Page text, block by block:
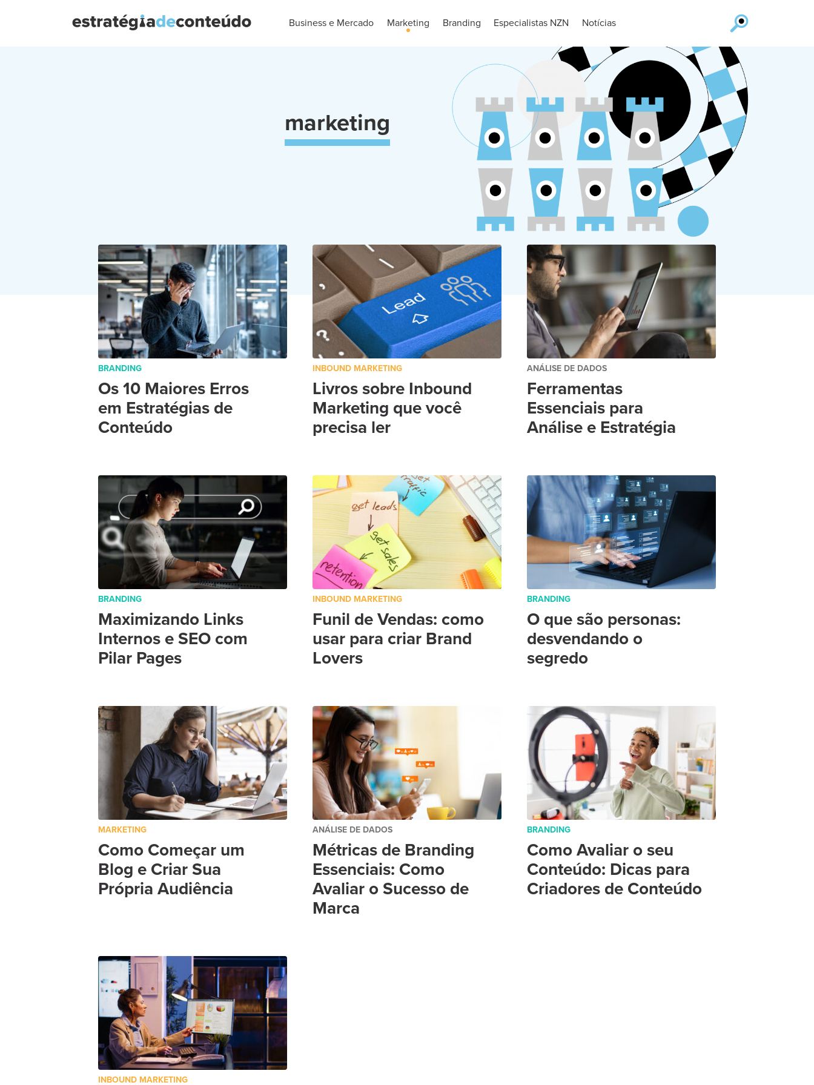
Business e Mercado Marketing Branding Especialistas NZN Notícias
marketing
BRANDING
Os 10 Maiores Erros
em Estratégias de
Conteúdo
INBOUND MARKETING
Livros sobre Inbound
Marketing que você
precisa ler
ANÁLISE DE DADOS
Ferramentas
Essenciais para
Análise e Estratégia
BRANDING
Maximizando Links
Internos e SEO com
Pilar Pages
INBOUND MARKETING
Funil de Vendas: como
usar para criar Brand
Lovers
BRANDING
O que são personas:
desvendando o
segredo
MARKETING
Como Começar um
Blog e Criar Sua
Própria Audiência
ANÁLISE DE DADOS
Métricas de Branding
Essenciais: Como
Avaliar o Sucesso de
Marca
BRANDING
Como Avaliar o seu
Conteúdo: Dicas para
Criadores de Conteúdo
INBOUND MARKETING